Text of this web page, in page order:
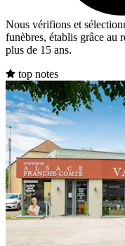
Nous vérifions et
funèbres, établis grâce au
plus de 15 ans.
top notes